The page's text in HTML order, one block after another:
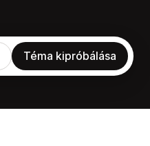
Téma kipróbálása